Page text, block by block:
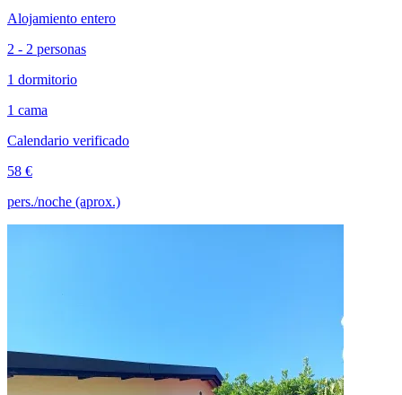
Alojamiento entero
2 - 2 personas
1 dormitorio
1 cama
Calendario verificado
58 €
pers./noche (aprox.)